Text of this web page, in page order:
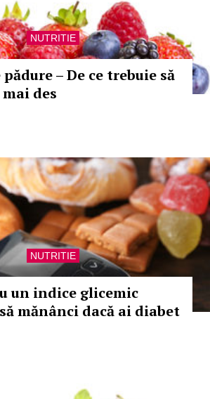
NUTRITIE
– De ce trebuie să
des
NUTRITIE
un indice glicemic
mănânci dacă ai diabet